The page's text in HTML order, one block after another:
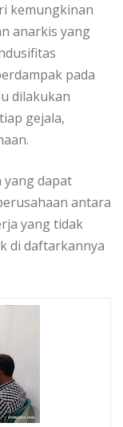
kemungkinan
anarkis yang
pada
dilakukan
gejala,
yang dapat
antara
yang tidak
di daftarkannya